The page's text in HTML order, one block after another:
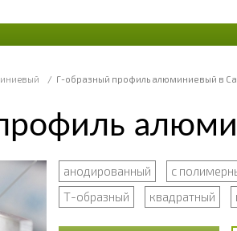
/ Г-образный профиль алюминиевый в
анодированный с
Т-образный
квадратный